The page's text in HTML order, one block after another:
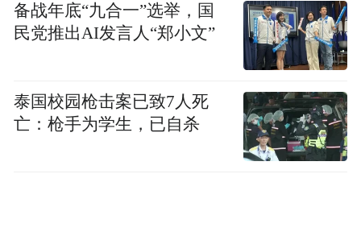
备战年底“九合一”选举，国
民党推出AI发言人“郑小文”
泰国校园枪击案已致7人死
亡：枪手为学生，已自杀